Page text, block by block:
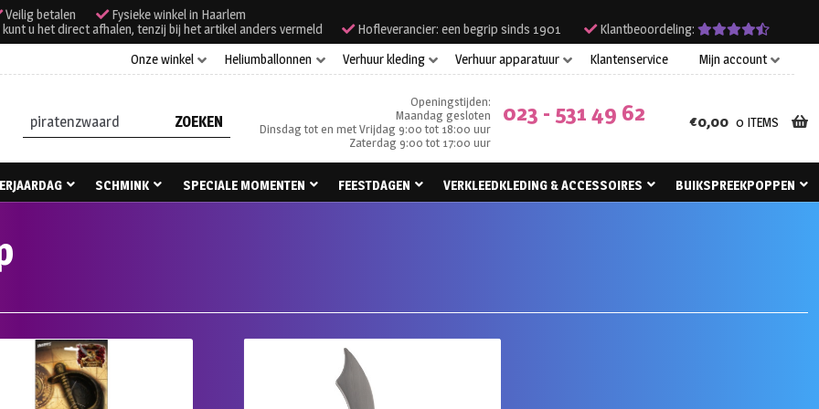
Veilig betalen
Fysieke winkel in Haarlem
u het direct afhalen, tenzij bij het artikel anders vermeld
Hofleverancier: een begrip sinds 1901
Klantbeoordeling:
Onze winkel
Heliumballonnen Verhuur kleding Verhuur apparatuur Klantenservice Mijn account
Zoeken
naar:
Openingstijden:
Maandag gesloten
Dinsdag tot en met Vrijdag 9:00 tot 18:00 uur
Zaterdag 9:00 tot 17:00 uur
023 - 531 49 62 €0,00 0 ITEMS
SCHMINK SPECIALE MOMENTEN FEESTDAGEN VERKLEEDKLEDING & ACCESSOIRES
BUIKSPREEKPOPPEN